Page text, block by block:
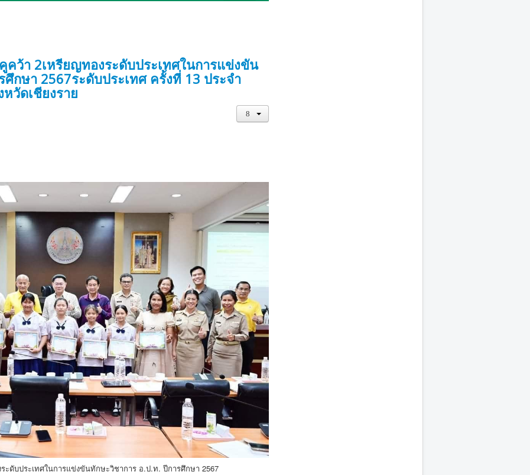
คว้า 2เหรียญทองระดับประเทศในการแข่งขัน
กษา 2567ระดับประเทศ ครั้งที่ 13 ประจำ
วัดเชียงราย
ะดับประเทศในการแข่งขันทักษะวิชาการ อ.ป.ท. ปีการศึกษา 2567